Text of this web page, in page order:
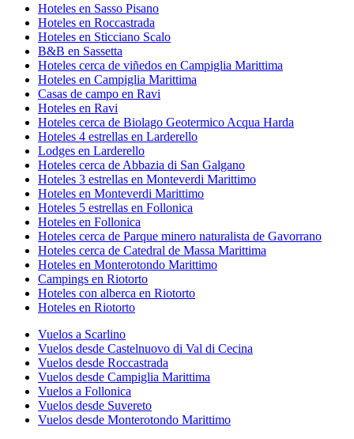
Hoteles en Sasso Pisano
Hoteles en Roccastrada
Hoteles en Sticciano Scalo
B&B en Sassetta
Hoteles cerca de viñedos en Campiglia Marittima
Hoteles en Campiglia Marittima
Casas de campo en Ravi
Hoteles en Ravi
Hoteles cerca de Biolago Geotermico Acqua Harda
Hoteles 4 estrellas en Larderello
Lodges en Larderello
Hoteles cerca de Abbazia di San Galgano
Hoteles 3 estrellas en Monteverdi Marittimo
Hoteles en Monteverdi Marittimo
Hoteles 5 estrellas en Follonica
Hoteles en Follonica
Hoteles cerca de Parque minero naturalista de Gavorrano
Hoteles cerca de Catedral de Massa Marittima
Hoteles en Monterotondo Marittimo
Campings en Riotorto
Hoteles con alberca en Riotorto
Hoteles en Riotorto
Vuelos a Scarlino
Vuelos desde Castelnuovo di Val di Cecina
Vuelos desde Roccastrada
Vuelos desde Campiglia Marittima
Vuelos a Follonica
Vuelos desde Suvereto
Vuelos desde Monterotondo Marittimo